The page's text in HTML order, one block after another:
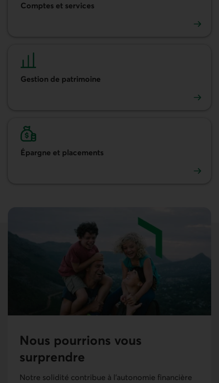
Comptes et services
Gestion de patrimoine
Épargne et placements
Nous pourrions vous
surprendre
Notre solidité contribue à l’autonomie financière